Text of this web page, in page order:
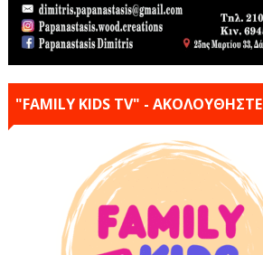
"FAMILY KIDS TV" -